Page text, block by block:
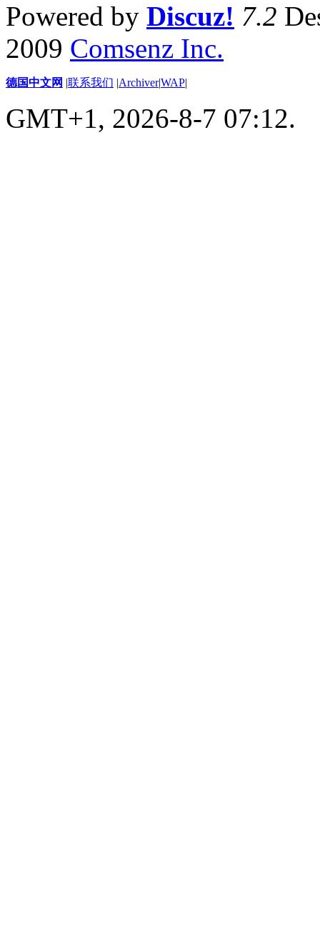
Powered by Discuz! 7.2
2009 Comsenz Inc.
德国中文网 |联系我们 |Archiver|WAP|
GMT+1, 2026-8-7 07:12.